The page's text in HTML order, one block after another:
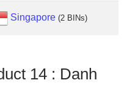
Singapore (2 BINs)
14 : Danh